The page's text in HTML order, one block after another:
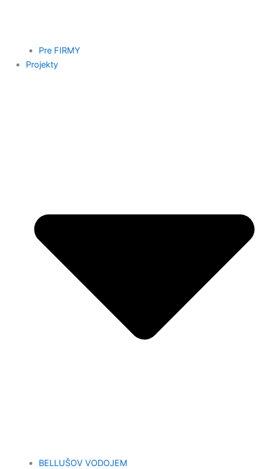
Pre FIRMY
Projekty
BELLUŠOV VODOJEM